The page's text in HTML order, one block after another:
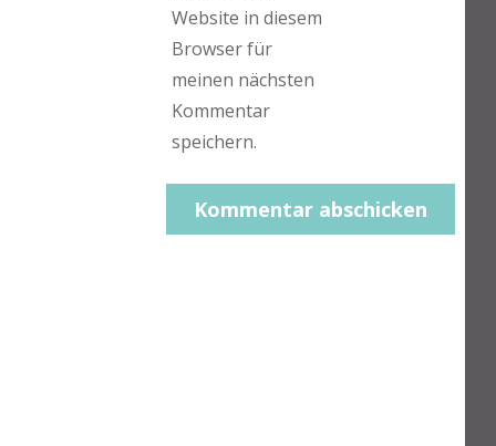
Website in diesem
Browser für
meinen nächsten
Kommentar
speichern.